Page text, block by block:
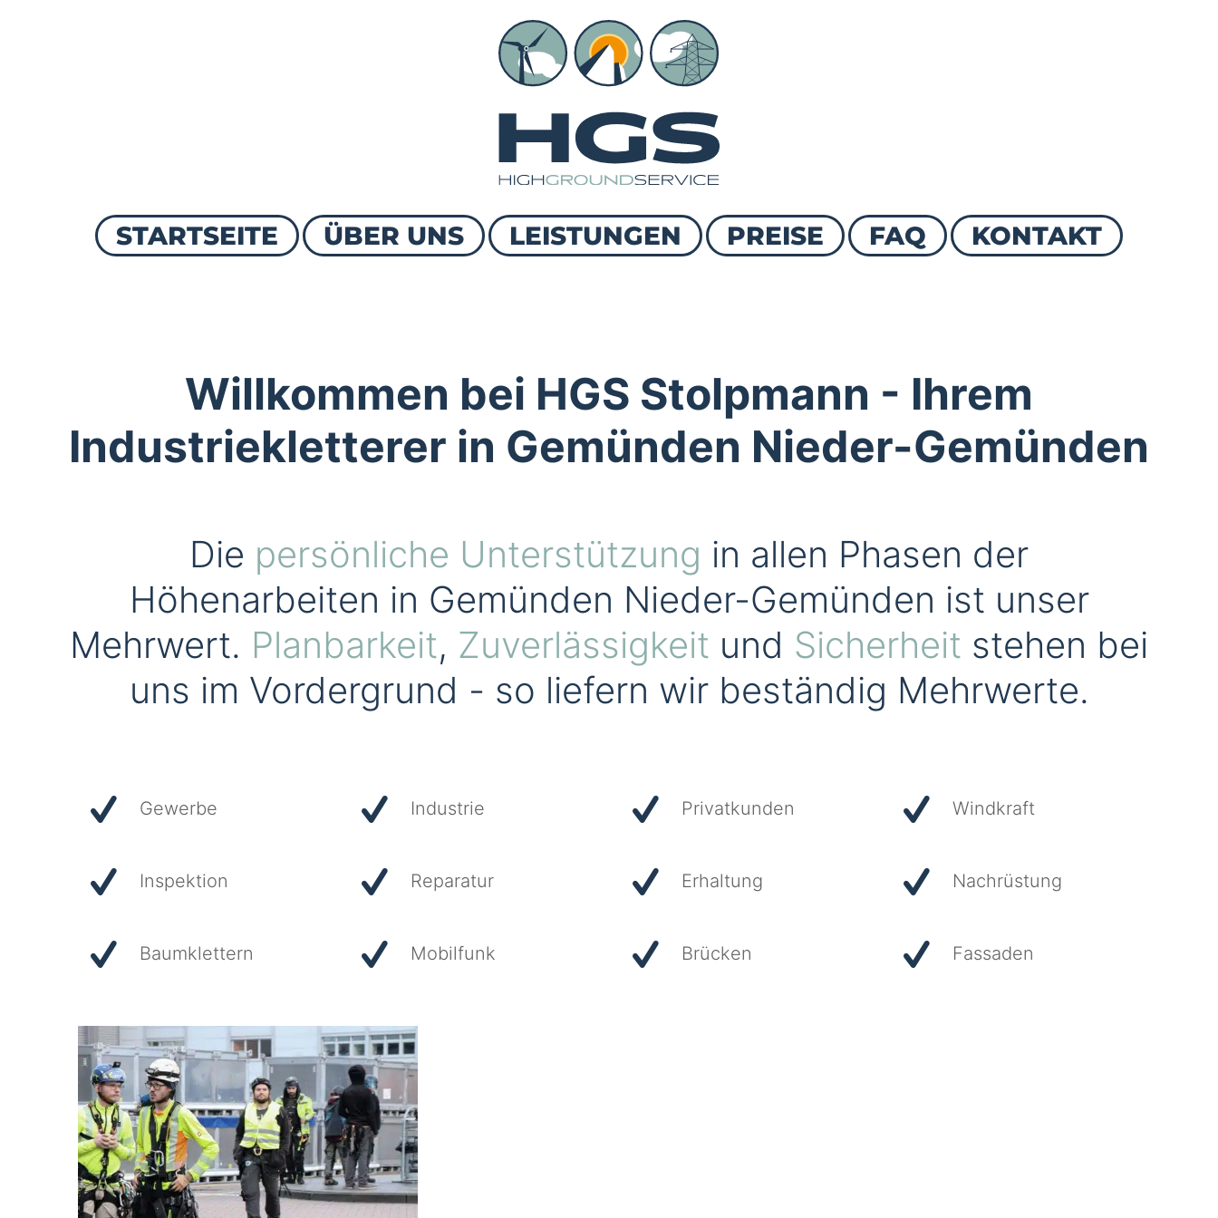
STARTSEITE ÜBER UNS LEISTUNGEN PREISE FAQ KONTAKT
Willkommen bei HGS Stolpmann - Ihrem
Industriekletterer in Gemünden Nieder-Gemünden
Die persönliche Unterstützung in allen Phasen der
Höhenarbeiten in Gemünden Nieder-Gemünden ist unser
Mehrwert. Planbarkeit, Zuverlässigkeit und Sicherheit stehen bei
uns im Vordergrund - so liefern wir beständig Mehrwerte.
Gewerbe Industrie Privatkunden Windkraft
Inspektion Reparatur Erhaltung Nachrüstung
Baumklettern Mobilfunk Brücken Fassaden